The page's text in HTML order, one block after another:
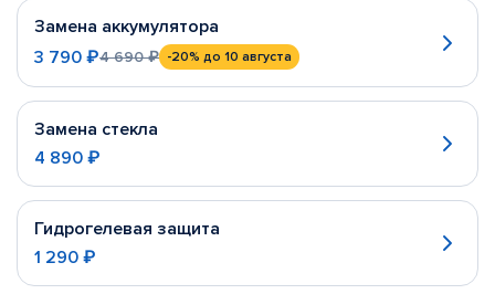
Замена аккумулятора
3 790 ₽4 690 ₽ -20% до 10 августа
Замена стекла
4 890 ₽
Гидрогелевая защита
1 290 ₽